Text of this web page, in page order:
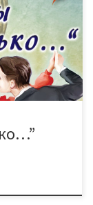
Маряча.
— 20.00
100